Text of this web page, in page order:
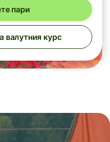
пари
валутния курс